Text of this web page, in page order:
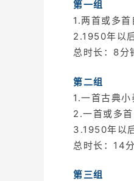
第一组
1.两首或多首
2.1950年以
总时长：8分
第二组
1.一首古典
2.一首或多
3.1950年以
总时长：14
第三组